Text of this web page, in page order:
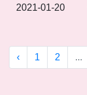
2021-01-20
‹ 1 2 ...